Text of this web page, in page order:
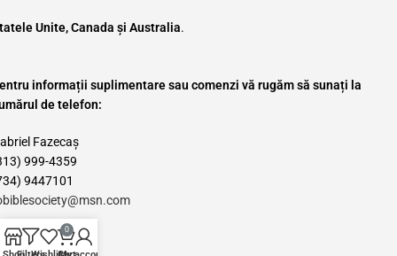
Unite, Canada și Australia.
informații suplimentare sau comenzi vă rugăm să sunați la
de telefon:
Fazecaș
999-4359
9447101
Categories0